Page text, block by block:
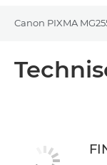
Canon PIXMA